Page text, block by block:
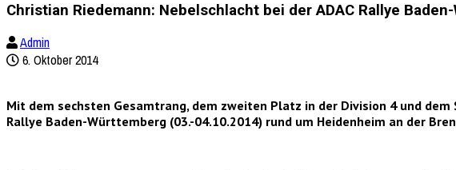
Christian Riedemann: Nebelschlacht bei der ADAC Rallye
Admin
6. Oktober 2014
Mit dem sechsten Gesamtrang, dem zweiten Platz in der Division 4 und dem
Rallye Baden-Württemberg (03.-04.10.2014) rund um Heidenheim an der